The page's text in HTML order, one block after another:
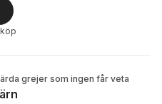
grejer som ingen får veta